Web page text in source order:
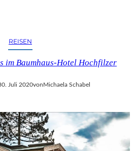
REISEN
im Baumhaus-Hotel Hochfilzer
Juli 2020vonMichaela Schabel